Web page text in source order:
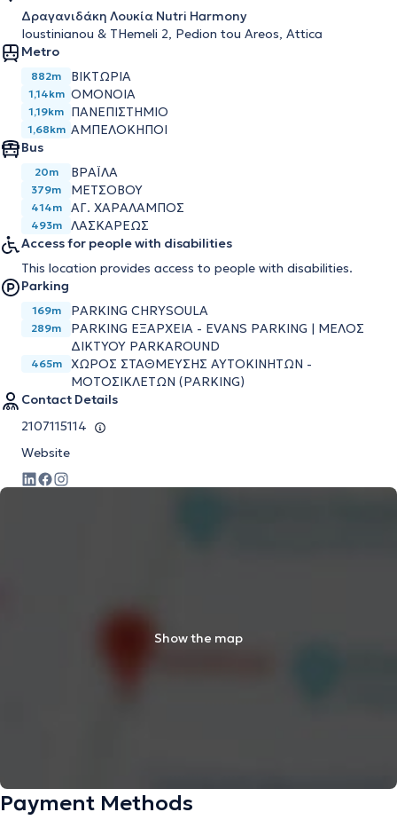
Δραγανιδάκη Λουκία Nutri Harmony
Ioustinianou & THemeli 2, Pedion tou Areos, Attica
Metro
882m ΒΙΚΤΩΡΙΑ
1,14km ΟΜΟΝΟΙΑ
1,19km ΠΑΝΕΠΙΣΤΗΜΙΟ
1,68km ΑΜΠΕΛΟΚΗΠΟΙ
Bus
20m ΒΡΑΪΛΑ
379m ΜΕΤΣΟΒΟΥ
414m ΑΓ. ΧΑΡΑΛΑΜΠΟΣ
493m
ΛΑΣΚΑΡΕΩΣ
Access for people with disabilities
This location provides access to people with disabilities.
Parking
169m PARKING CHRYSOULA
289m
PARKING ΕΞΑΡΧΕΙΑ - EVANS PARKING | ΜΕΛΟΣ
ΔΙΚΤΥΟΥ PARKAROUND
465m
ΧΩΡΟΣ ΣΤΑΘΜΕΥΣΗΣ ΑΥΤΟΚΙΝΗΤΩΝ -
ΜΟΤΟΣΙΚΛΕΤΩΝ (PARKING)
Contact Details
2107115114
Website
Show the map
Payment Methods